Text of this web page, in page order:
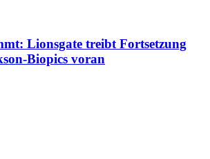
Lionsgate treibt Fortsetzung
Biopics voran